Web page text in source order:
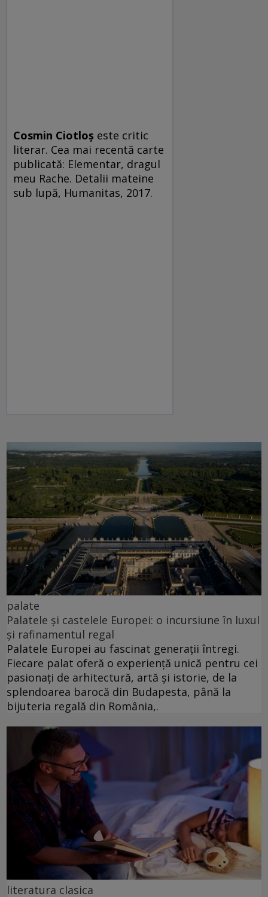
Cosmin Ciotloş este critic
literar. Cea mai recentă carte
publicată: Elementar, dragul
meu Rache. Detalii mateine
sub lupă, Humanitas, 2017.
palate
Palatele și castelele Europei: o incursiune în luxul
și rafinamentul regal
Palatele Europei au fascinat generații întregi.
Fiecare palat oferă o experiență unică pentru cei
pasionați de arhitectură, artă și istorie, de la
splendoarea barocă din Budapesta, până la
bijuteria regală din România,.
literatura clasica